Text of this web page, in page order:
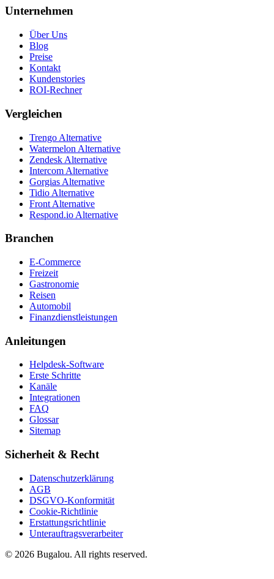
Unternehmen
Über Uns
Blog
Preise
Kontakt
Kundenstories
ROI-Rechner
Vergleichen
Trengo Alternative
Watermelon Alternative
Zendesk Alternative
Intercom Alternative
Gorgias Alternative
Tidio Alternative
Front Alternative
Respond.io Alternative
Branchen
E-Commerce
Freizeit
Gastronomie
Reisen
Automobil
Finanzdienstleistungen
Anleitungen
Helpdesk-Software
Erste Schritte
Kanäle
Integrationen
FAQ
Glossar
Sitemap
Sicherheit & Recht
Datenschutzerklärung
AGB
DSGVO-Konformität
Cookie-Richtlinie
Erstattungsrichtlinie
Unterauftragsverarbeiter
© 2026 Bugalou. All rights reserved.